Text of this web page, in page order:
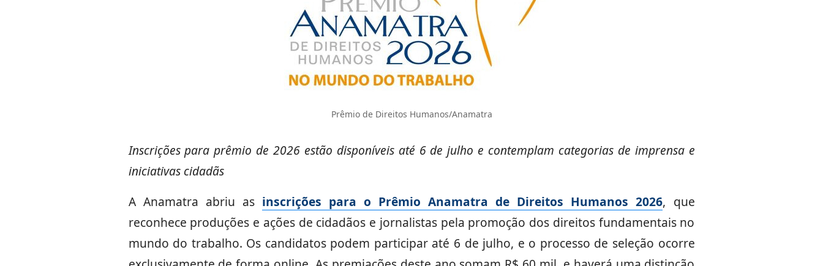
Prêmio de Direitos Humanos/Anamatra
Inscrições para prêmio de 2026 estão disponíveis até 6 de julho e contemplam categorias de imprensa e
iniciativas cidadãs
A Anamatra abriu as inscrições para o Prêmio Anamatra de Direitos Humanos 2026, que
reconhece produções e ações de cidadãos e jornalistas pela promoção dos direitos fundamentais no
mundo do trabalho. Os candidatos podem participar até 6 de julho, e o processo de seleção ocorre